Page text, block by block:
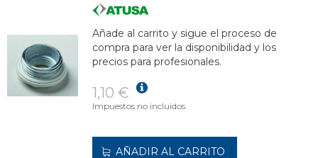
Añade al carrito y sigue el proceso de
compra para ver la disponibilidad y los
precios para profesionales.
1,10 €
Impuestos no incluidos.
AÑADIR AL CARRITO